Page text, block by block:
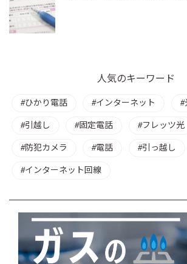
人気のキーワード
ひかり電話 インターネット
引越し 固定電話 フレッツ光
防犯カメラ 電話 引っ越し
インターネット回線